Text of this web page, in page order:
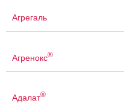
Агрегаль
Агренокс®
Адалат®